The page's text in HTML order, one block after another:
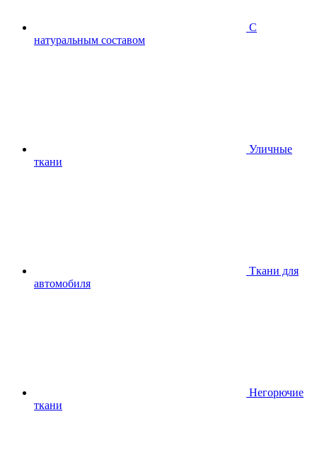
С
натуральным составом
Уличные
ткани
Ткани для
автомобиля
Негорючие
ткани